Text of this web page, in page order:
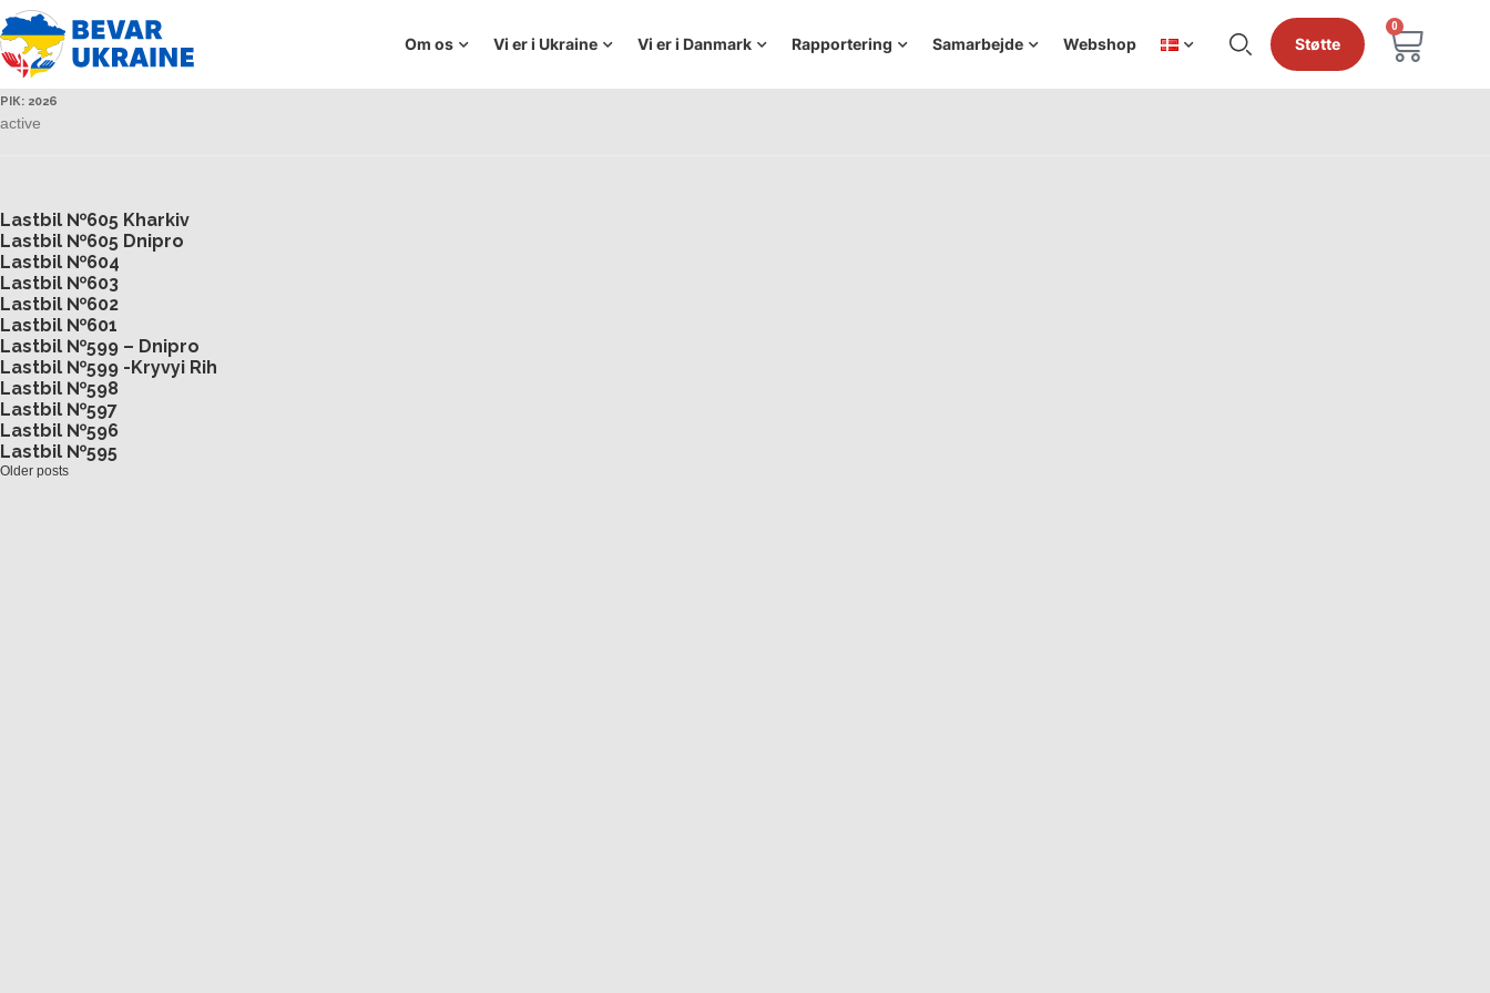
Om os Vi er i Ukraine Vi er i Danmark Rapportering Samarbejde Webshop Støtte
0
РІК: 2026
active
Lastbil №605 Kharkiv
Lastbil №605 Dnipro
Lastbil №604
Lastbil №603
Lastbil №602
Lastbil №601
Lastbil №599 – Dnipro
Lastbil №599 -Kryvyi Rih
Lastbil №598
Lastbil №597
Lastbil №596
Lastbil №595
Older posts